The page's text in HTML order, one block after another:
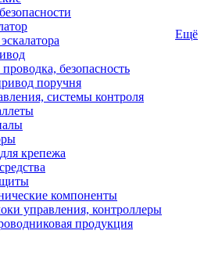
безопасность
поручня
системы контроля
крепежа
компоненты
управления, контроллеры
продукция
Ещё